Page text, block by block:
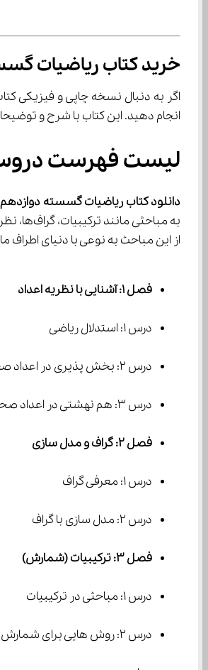
خرید کتاب ریاضیات
اگر به دنبال نسخه چاپی و فیزیکی
انجام دهید. این کتاب با شرح و توضیحات دقیق، به شما کمک می‌کند تا درک بهتری از
لیست فهرست
دانلود کتاب ریاضیات گسسته
از این مباحث به نوعی با دنیای اطراف ما
فصل ۱: آشنایی با نظریه اعداد
درس ۱: استدلال ریاضی
درس ۲: بخش پذیری در اعداد صحیح
درس ۳: هم نهشتی در اعداد صحیح و کاربردها
فصل ۲: گراف و مدل سازی
درس ۱: معرفی گراف
درس ۲: مدل سازی با گراف
فصل ۳: ترکیبیات (شمارش)
درس ۱: مباحثی در ترکیبیات
درس ۲: روش هایی برای شمارش